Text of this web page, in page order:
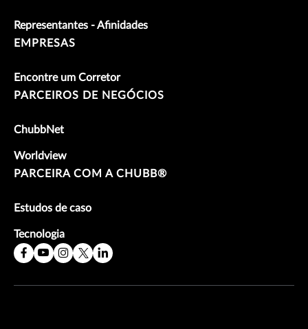
Representantes - Afinidades
EMPRESAS
Encontre um Corretor
PARCEIROS DE NEGÓCIOS
ChubbNet
Worldview
PARCEIRA COM A CHUBB®
Estudos de caso
Tecnologia